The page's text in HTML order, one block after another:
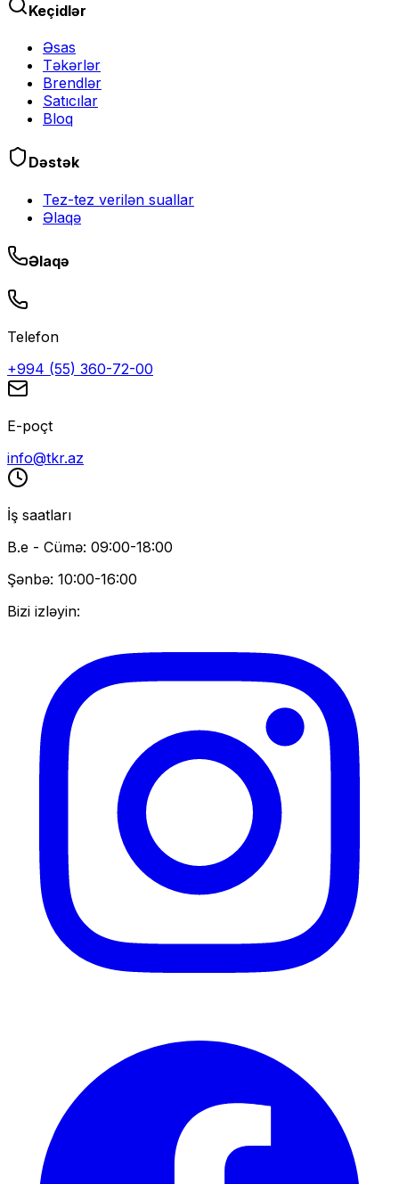
Keçidlər
Əsas
Təkərlər
Brendlər
Satıcılar
Bloq
Dəstək
Tez-tez verilən suallar
Əlaqə
Əlaqə
Telefon
+994 (55) 360-72-00
E-poçt
info@tkr.az
İş saatları
B.e - Cümə: 09:00-18:00
Şənbə: 10:00-16:00
Bizi izləyin: